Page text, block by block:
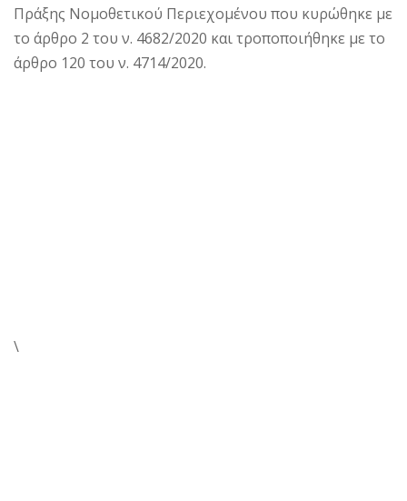
Πράξης Νομοθετικού Περιεχομένου που κυρώθηκε με
το άρθρο 2 του ν. 4682/2020 και τροποποιήθηκε με το
άρθρο 120 του ν. 4714/2020.
\